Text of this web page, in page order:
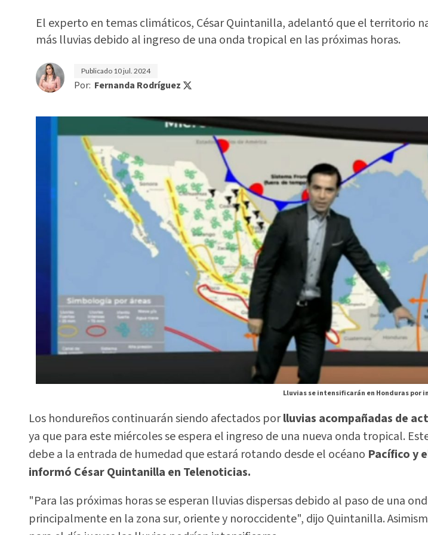
El experto en temas climáticos, César Quintanilla, adelantó que el territorio
más lluvias debido al ingreso de una onda tropical en las próximas horas.
Publicado 10 jul. 2024
Por: Fernanda Rodríguez
Lluvias se intensificarán en Honduras por
Los hondureños continuarán siendo afectados porlluvias acompañadas de
ya que para este miércoles se espera el ingreso de una nueva onda tropical.
debe a la entrada de humedad que estará rotando desde el océano Pacífico y
informó César Quintanilla en Telenoticias.
"Para las próximas horas se esperan lluvias dispersas debido al paso de una
principalmente en la zona sur, oriente y noroccidente", dijo Quintanilla.